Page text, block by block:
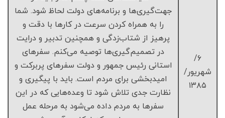
۶/
شهریور/
۱۳۸۵
جهت‌گیری‌ها و برنامه‌های دولت لحاظ شود. شما
را به همراه کردن سرعت در کارها با دقت و
پرهیز از شتاب‌زدگی و همچنین تدبیر و درایت
در تصمیم‌گیری‌ها توصیه می‌کنم. سفرهای
استانی رئیس جمهور و دولت سفرهای پربرکت و
امیدبخشی برای مردم است. باید با پیگیری و
نظارت جدی تلاش شود تا وعده‌هایی که در این
سفرها به مردم داده می‌شود به مرحله عمل